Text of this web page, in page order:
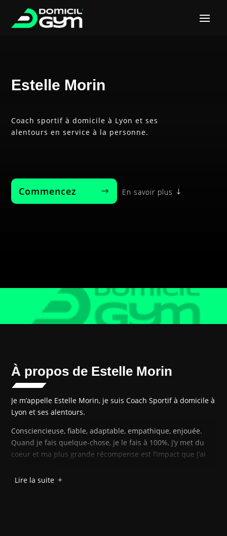
Estelle Morin
Coach sportif à domicile à Lyon et ses
alentours en service à la personne.
Commencez‎ ‎ ‎ ‎ ‎ ‎ ‎ ‎ En savoir plus
À propos de Estelle Morin
Je m’appelle Estelle Morin, je suis Coach Sportif à domicile à
Lyon et ses alentours.
Consciencieuse, fiable, adaptable, empathique, enjouée.
Quand je fais quelque-chose, je le fais à 100%, j’y met du
coeur et ma plus grande récompense est l’impact que j’ai
Grâce à mon adhésion au Service à la Personne (SAP) vous
Lire la suite L